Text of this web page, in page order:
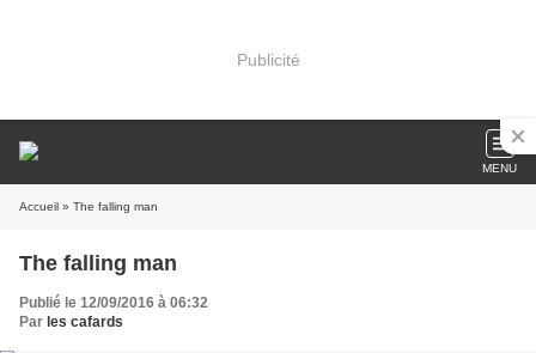
Publicité
MENU
Accueil » The falling man
The falling man
Publié le 12/09/2016 à 06:32
Par les cafards